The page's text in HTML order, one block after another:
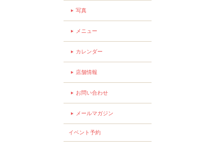
写真
メニュー
カレンダー
店舗情報
お問い合わせ
メールマガジン
イベント予約